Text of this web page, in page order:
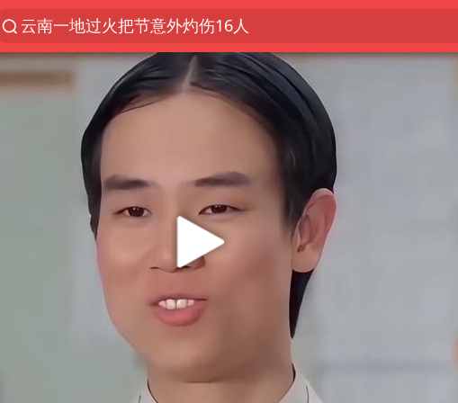
云南一地过火把节意外灼伤16人
台风白海豚已进入24小时警戒线
“东北超”哈尔滨主场收官战小贴士
泰国校园枪击事件已致8死30余伤
女子被狗舔脚确诊三级暴露 医生回应
俄黑客称掌握北约直接参与袭俄证据
考生称遭第二名花钱劝退 当地再通报
福建省泉州市委书记张毅恭接受纪律审查和监察调查
2名小孩玩手机低头幅度近乎折叠
“中国蔬菜之乡”最高温达41.8℃
老人离世案亲属质疑记录仪